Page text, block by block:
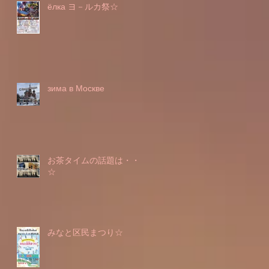
ёлка ヨ－ルカ祭☆
зима в Москве
お茶タイムの話題は・・・
☆
みなと区民まつり☆